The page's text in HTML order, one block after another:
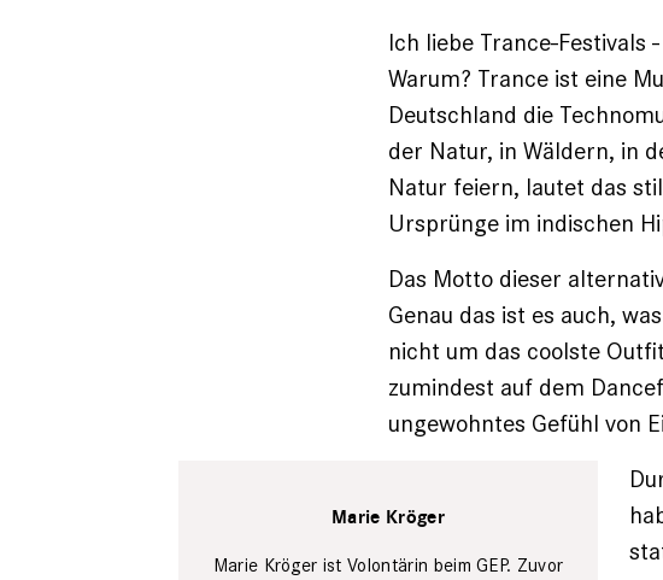
Ich liebe Trance-
Warum? Trance ist eine
Deutschland die
der Natur, in Wäldern, in
Natur feiern, lautet das
Ursprünge im indischen
Das Motto dieser
Genau das ist es auch,
nicht um das coolste
zumindest auf dem
ungewohntes Gefühl von
Marie Kröger
Marie Kröger ist Volontärin beim GEP. Zuvor